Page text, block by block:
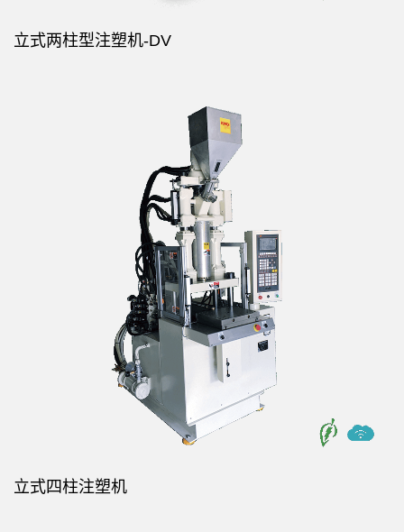
立式两柱型注塑机-DV
立式四柱注塑机